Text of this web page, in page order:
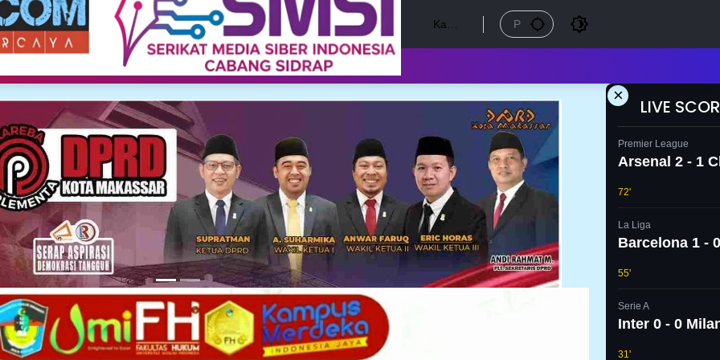
Kamis
×
LIVE
Premier League
Arsenal 2 - 1
72'
La Liga
Barcelona 1 -
55'
Serie A
Inter 0 - 0
31'